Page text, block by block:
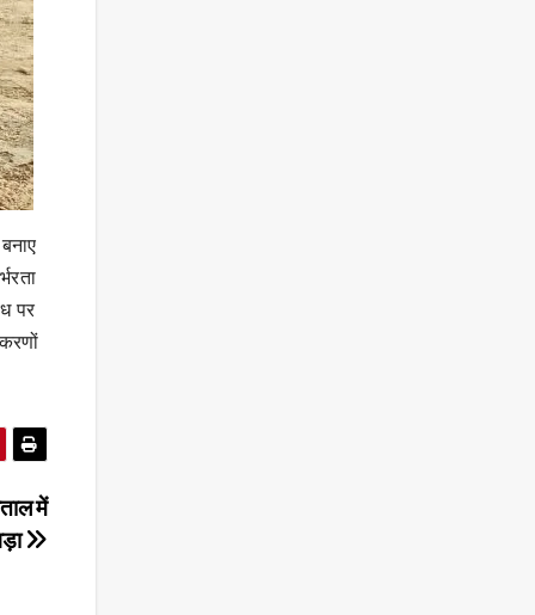
पर
में